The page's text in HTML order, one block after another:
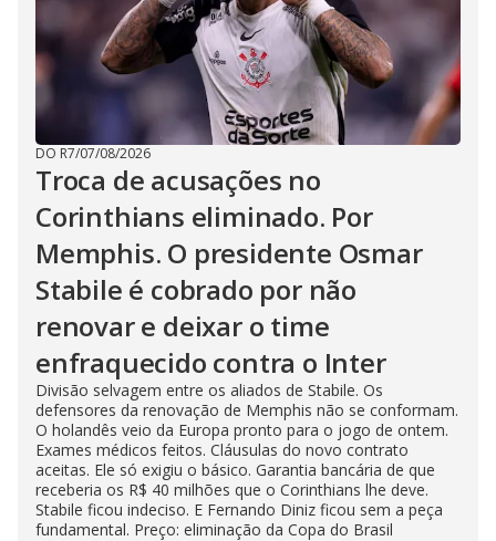
DO R7/07/08/2026
Troca de acusações no
Corinthians eliminado. Por
Memphis. O presidente Osmar
Stabile é cobrado por não
renovar e deixar o time
enfraquecido contra o Inter
Divisão selvagem entre os aliados de Stabile. Os
defensores da renovação de Memphis não se conformam.
O holandês veio da Europa pronto para o jogo de ontem.
Exames médicos feitos. Cláusulas do novo contrato
aceitas. Ele só exigiu o básico. Garantia bancária de que
receberia os R$ 40 milhões que o Corinthians lhe deve.
Stabile ficou indeciso. E Fernando Diniz ficou sem a peça
fundamental. Preço: eliminação da Copa do Brasil